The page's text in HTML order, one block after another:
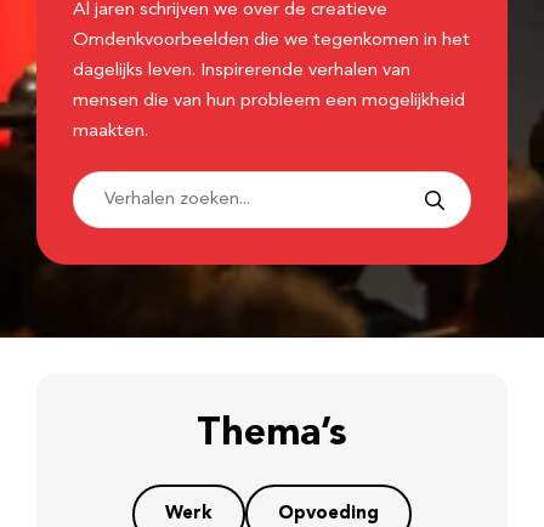
Al jaren schrijven we over de creatieve
Omdenkvoorbeelden die we tegenkomen in het
dagelijks leven. Inspirerende verhalen van
mensen die van hun probleem een mogelijkheid
maakten.
Thema’s
Werk Opvoeding